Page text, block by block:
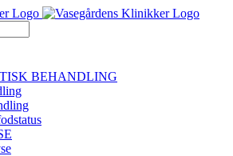
BEHANDLING